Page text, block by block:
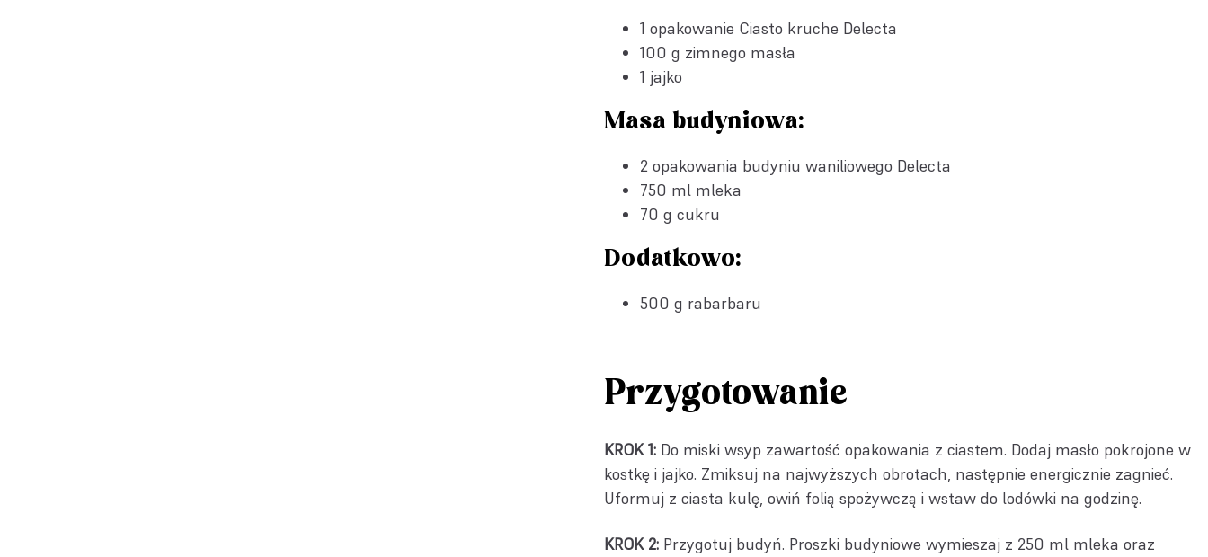
1 opakowanie Ciasto kruche Delecta
100 g zimnego masła
1 jajko
Masa budyniowa:
2 opakowania budyniu waniliowego Delecta
750 ml mleka
70 g cukru
Dodatkowo:
500 g rabarbaru
Przygotowanie
KROK 1: Do miski wsyp zawartość opakowania z ciastem. Dodaj masło pokrojone w
kostkę i jajko. Zmiksuj na najwyższych obrotach, następnie energicznie zagnieć.
Uformuj z ciasta kulę, owiń folią spożywczą i wstaw do lodówki na godzinę.
KROK 2: Przygotuj budyń. Proszki budyniowe wymieszaj z 250 ml mleka oraz